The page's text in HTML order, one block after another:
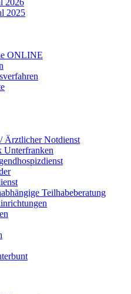
2026
2025
ONLINE
Ärztlicher Notdienst
Unterfranken
Teilhabeberatung